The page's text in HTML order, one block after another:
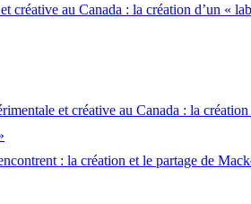
créative au Canada : la création d’un «
et créative au Canada : la
: la création et le partage de